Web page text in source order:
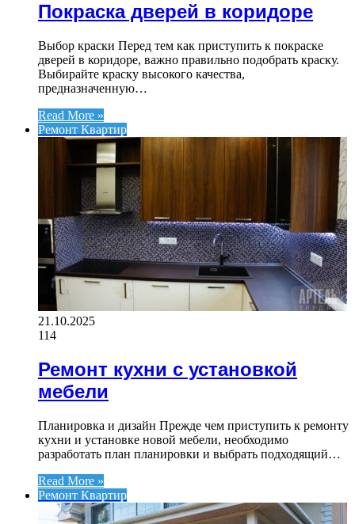
Покраска дверей в коридоре
Выбор краски Перед тем как приступить к покраске
дверей в коридоре, важно правильно подобрать краску.
Выбирайте краску высокого качества,
предназначенную…
Read More »
Ремонт Квартир
21.10.2025
114
Ремонт кухни с установкой
мебели
Планировка и дизайн Прежде чем приступить к ремонту
кухни и установке новой мебели, необходимо
разработать план планировки и выбрать подходящий…
Read More »
Ремонт Квартир